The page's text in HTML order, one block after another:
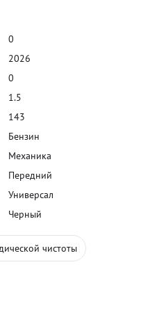
0
2026
0
1.5
143
Бензин
Механика
Передний
Универсал
Черный
чистоты